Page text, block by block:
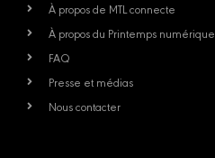
À propos de MTL connecte
À propos du Printemps numérique
FAQ
Presse et médias
Nous contacter